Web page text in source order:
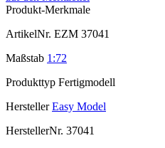
Produkt-Merkmale
ArtikelNr. EZM 37041
Maßstab 1:72
Produkttyp Fertigmodell
Hersteller Easy Model
HerstellerNr. 37041